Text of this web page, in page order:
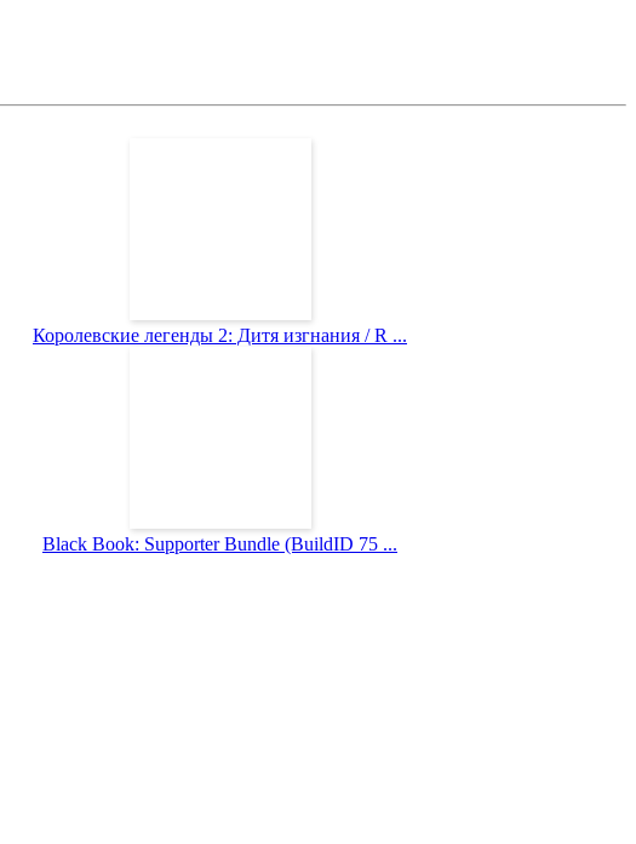
Королевские легенды 2: Дитя изгнания / R ...
Black Book: Supporter Bundle (BuildID 75 ...